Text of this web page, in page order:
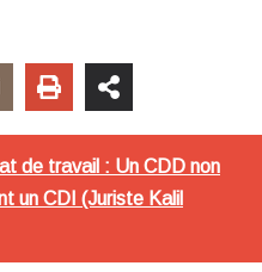
de travail : Un CDD non
un CDI (Juriste Kalil